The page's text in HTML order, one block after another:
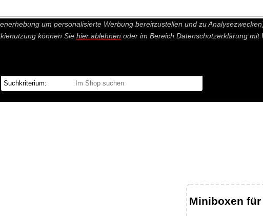
Cookies gesetzt. Technisch nicht notwendige Cookies und Statistik
um personalisierte Werbung bereitzustellen und zu
können Sie hier ablehnen oder im Bereich Datenschutzerklärung mit
Miniboxen